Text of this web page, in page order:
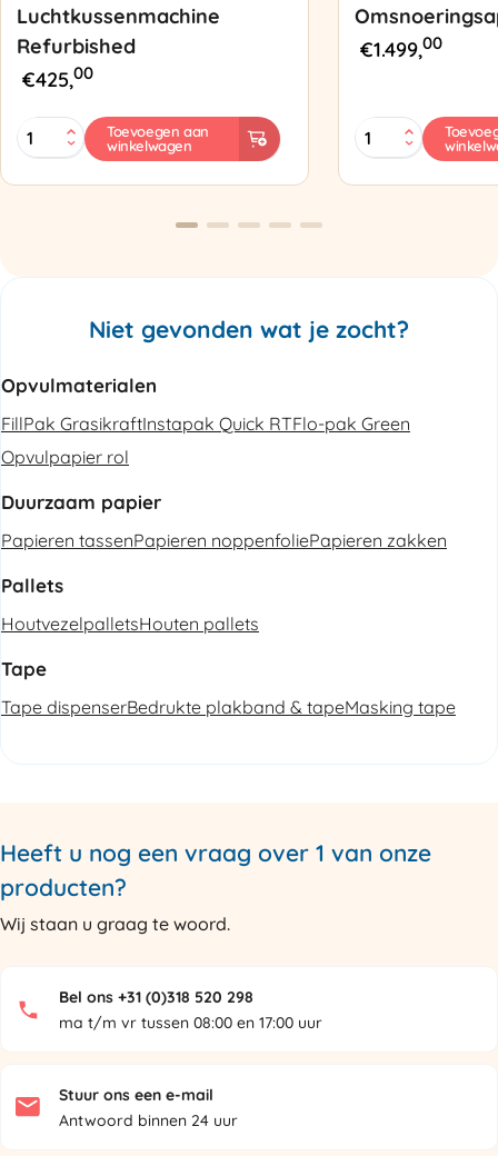
Luchtkussenmachine
Refurbished
€425,00
MINI
PAK'R
Refurbished
Toevoegen aan
winkelwagen
€1.499,00
Zapak
ZP97
aantal
Niet gevonden wat je zocht?
Opvulmaterialen
FillPak GrasikraftInstapak Quick RTFlo-pak Green
Opvulpapier rol
Duurzaam papier
Papieren tassenPapieren noppenfoliePapieren zakken
Pallets
HoutvezelpalletsHouten pallets
Tape
Tape dispenserBedrukte plakband & tapeMasking tape
Heeft u nog een vraag over 1 van onze
producten?
Wij staan u graag te woord.
Bel ons +31 (0)318 520 298
ma t/m vr tussen 08:00 en 17:00 uur
Stuur ons een e-mail
Antwoord binnen 24 uur